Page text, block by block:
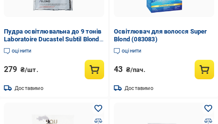
Пудра освітлювальна до 9 тонів
Laboratoire Ducastel Subtil Blond
High Performance Lightening
Powder 9 Tones Plex 100 г
оцінити
279 ₴/шт.
Доставимо
Освітлювач для волосся Super
Blond (083083)
оцінити
43 ₴/пач.
Доставимо